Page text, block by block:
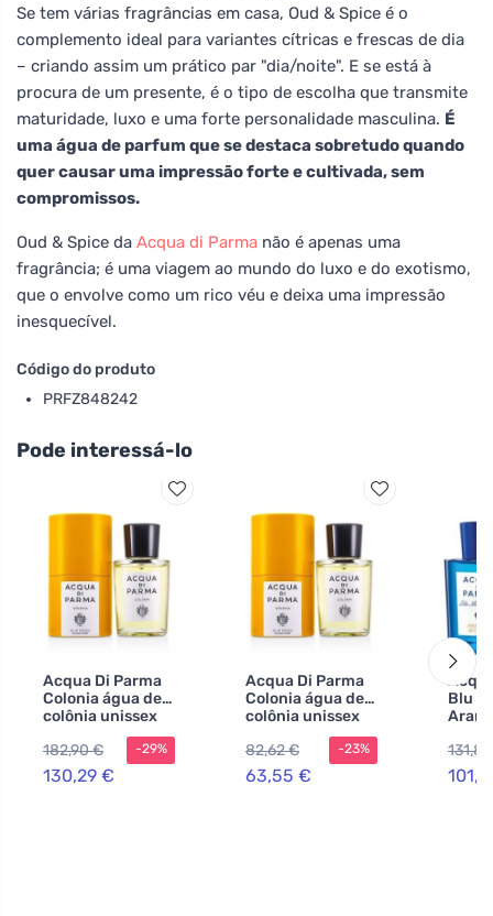
Se tem várias fragrâncias em casa, Oud & Spice é o
complemento ideal para variantes cítricas e frescas de dia
– criando assim um prático par "dia/noite". E se está à
procura de um presente, é o tipo de escolha que transmite
maturidade, luxo e uma forte personalidade masculina. É
uma água de parfum que se destaca sobretudo quando
quer causar uma impressão forte e cultivada, sem
compromissos.
Oud & Spice da Acqua di Parma não é apenas uma
fragrância; é uma viagem ao mundo do luxo e do exotismo,
que o envolve como um rico véu e deixa uma impressão
inesquecível.
Código do produto
PRFZ848242
Pode interessá-lo
Acqua Di Parma
Colonia água de
colônia unissex
182,90 €
130,29 €
-29%
Acqua Di Parma
Colonia água de
colônia unissex
82,62 €
63,55 €
-23%
Blu
150